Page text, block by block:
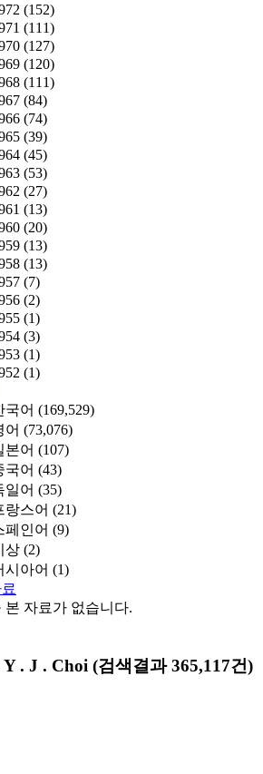
(152)
(111)
(127)
(120)
(111)
(84)
(74)
(39)
(45)
(53)
(27)
(13)
(20)
(13)
(13)
(7)
(2)
(1)
(3)
(1)
(1)
국어 (169,529)
어 (73,076)
본어 (107)
국어 (43)
일어 (35)
랑스어 (21)
페인어 (9)
상 (2)
시아어 (1)
본 자료가 없습니다.
. J . Choi (검색결과 365,117건)